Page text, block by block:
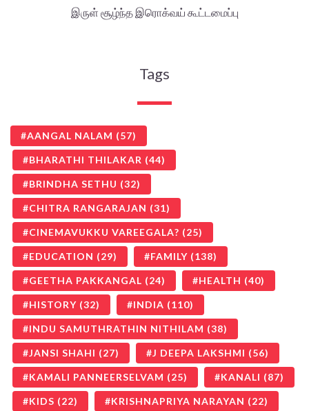
இருள் சூழ்ந்த இரொக்வய் கூட்டமைப்பு
Tags
AANGAL NALAM (57)
BHARATHI THILAKAR (44)
BRINDHA SETHU (32)
CHITRA RANGARAJAN (31)
CINEMAVUKKU VAREEGALA? (25)
EDUCATION (29) FAMILY (138)
GEETHA PAKKANGAL (24) HEALTH (40)
HISTORY (32) INDIA (110)
INDU SAMUTHRATHIN NITHILAM (38)
JANSI SHAHI (27) J DEEPA LAKSHMI (56)
KAMALI PANNEERSELVAM (25) KANALI (87)
KIDS (22) KRISHNAPRIYA NARAYAN (22)